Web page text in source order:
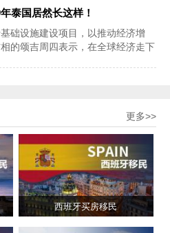
泰国居然长这样！
础设施建设项目，以推动经济增
的颂吉周四表示，在全球经济走下
更多>>
西班牙买房移民